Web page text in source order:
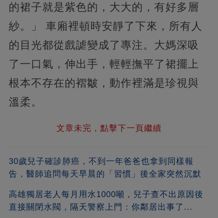
的裙子就是紫色的，大大的，有好多層
紗。」 車廂裡頓時安靜了下來，所有人
的目光都從戲謔變成了專注。大媽深吸
了一口氣，伸出手，輕輕撫平了裙擺上
根本不存在的褶皺，動作裡滿是珍視與
溫柔。
文章未完，點擊下一頁繼續
30歲兒子確診肺癌，不到一年爸爸也拿到同樣報
告，醫師追問每天早晨的「習慣」後全家突然沉默
高雄獨居老人每月用水1000噸，兒子查不出原因後
直接關閉水閥，隔天警察上門：你鄰居出事了...